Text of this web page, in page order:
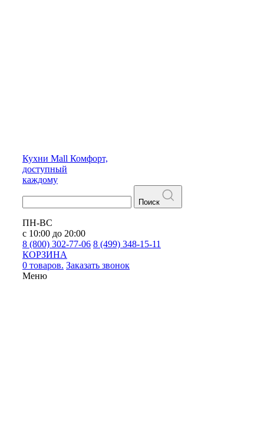
Кухни Mall Комфорт,
доступный
каждому
Поиск
ПН-ВС
с 10:00 до 20:00
8 (800) 302-77-06 8 (499) 348-15-11
КОРЗИНА
0 товаров. Заказать звонок
Меню